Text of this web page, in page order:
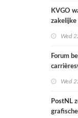
KVGO
Wed
Forum
Wed
PostNL